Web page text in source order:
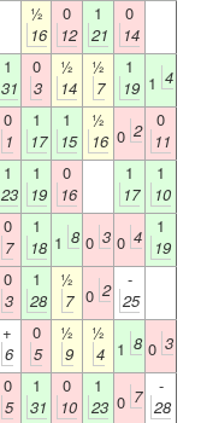
½
16
0
12
1
21
0
14
1
31
0
3
½
14
½
7
1
19 1 4
0
1
1
17
1
15
½
16 0 2
0
11
1
23
1
19
0
16
1
17
1
10
0
7
1
18 1 8 0 3 0 4
1
19
0
3
1
28
½
7 0 2
-
25
+
6
0
5
½
9
½
4
1 8 0 3
0
5
1
31
0
10
1
23 0 7
-
28